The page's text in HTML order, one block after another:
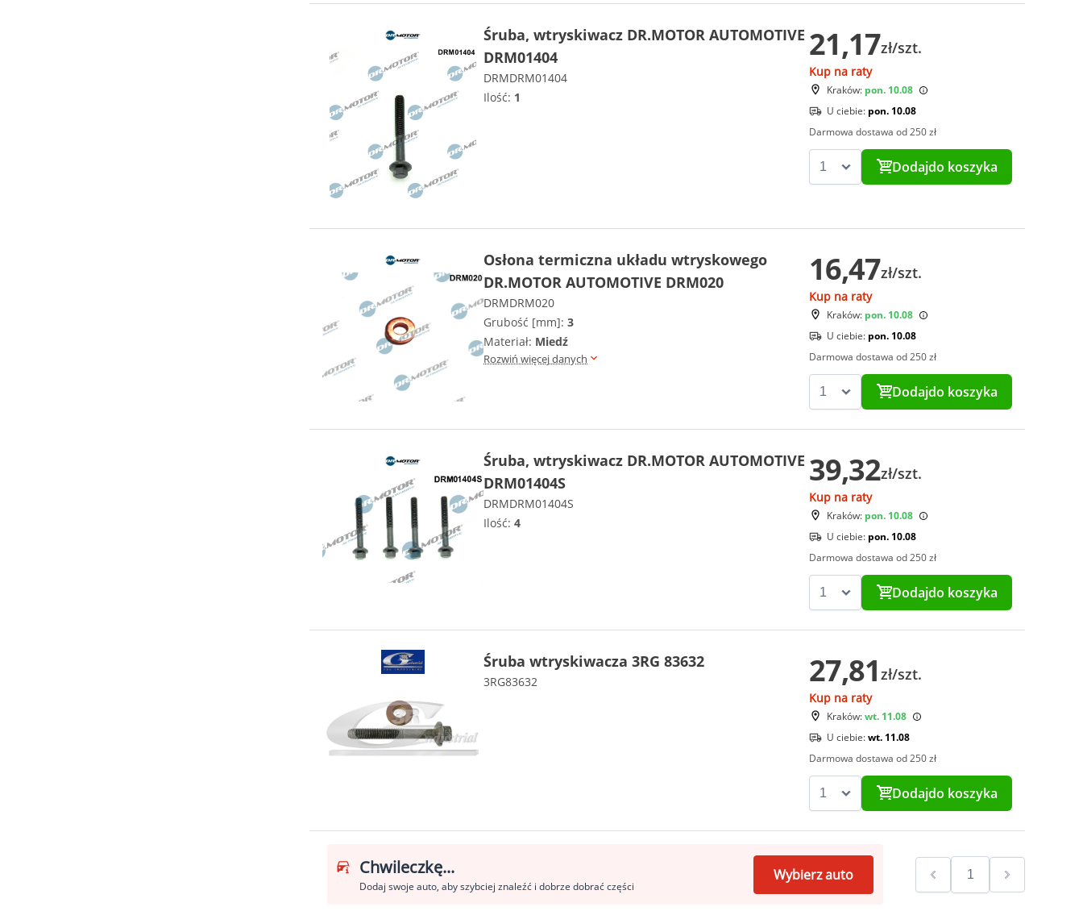
Śruba, wtryskiwacz DR.MOTOR AUTOMOTIVE
DRM01404
DRMDRM01404
Ilość: 1
21,17zł/szt.
Kup na raty
Kraków: pon. 10.08
U ciebie: pon. 10.08
Darmowa dostawa od 250 zł
Dodajdo koszyka
Osłona termiczna układu wtryskowego
DR.MOTOR AUTOMOTIVE DRM020
DRMDRM020
Grubość [mm]: 3
Materiał: Miedź
Rozwiń więcej danych
16,47zł/szt.
Kup na raty
Kraków: pon. 10.08
U ciebie: pon. 10.08
Darmowa dostawa od 250 zł
Dodajdo koszyka
Śruba, wtryskiwacz DR.MOTOR AUTOMOTIVE
DRM01404S
DRMDRM01404S
Ilość: 4
39,32zł/szt.
Kup na raty
Kraków: pon. 10.08
U ciebie: pon. 10.08
Darmowa dostawa od 250 zł
Dodajdo koszyka
Śruba wtryskiwacza 3RG 83632
3RG83632 27,81 zł/szt.
Kup na raty
Kraków:wt. 11.08
U ciebie:wt. 11.08
Darmowa dostawa od 250 zł
Dodajdo koszyka
Chwileczkę...
Dodaj swoje auto, aby szybciej znaleźć i dobrze dobrać części
Wybierz auto